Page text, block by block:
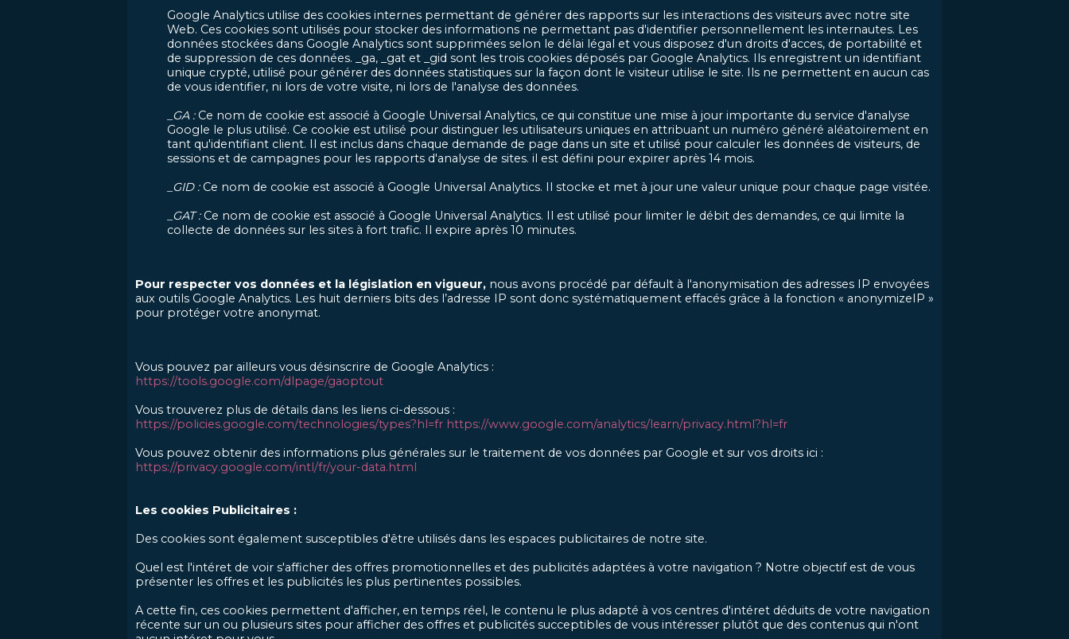
Google Analytics utilise des cookies internes permettant de générer des rapports sur les interactions des visiteurs avec notre site
Web. Ces cookies sont utilisés pour stocker des informations ne permettant pas d'identifier personnellement les internautes. Les
données stockées dans Google Analytics sont supprimées selon le délai légal et vous disposez d'un droits d'acces, de portabilité et
de suppression de ces données. _ga, _gat et _gid sont les trois cookies déposés par Google Analytics. Ils enregistrent un identifiant
unique crypté, utilisé pour générer des données statistiques sur la façon dont le visiteur utilise le site. Ils ne permettent en aucun cas
de vous identifier, ni lors de votre visite, ni lors de l'analyse des données.
_GA :Ce nom de cookie est associé à Google Universal Analytics, ce qui constitue une mise à jour importante du service d'analyse
Google le plus utilisé. Ce cookie est utilisé pour distinguer les utilisateurs uniques en attribuant un numéro généré aléatoirement en
tant qu'identifiant client. Il est inclus dans chaque demande de page dans un site et utilisé pour calculer les données de visiteurs, de
sessions et de campagnes pour les rapports d'analyse de sites. il est défini pour expirer après 14 mois.
_GID : Ce nom de cookie est associé à Google Universal Analytics. Il stocke et met à jour une valeur unique pour chaque page visitée.
_GAT :Ce nom de cookie est associé à Google Universal Analytics. Il est utilisé pour limiter le débit des demandes, ce qui limite la
collecte de données sur les sites à fort trafic. Il expire après 10 minutes.
Pour respecter vos données et la législation en vigueur, nous avons procédé par défault à l'anonymisation des adresses IP envoyées
aux outils Google Analytics. Les huit derniers bits des l’adresse IP sont donc systématiquement effacés grâce à la fonction « anonymizeIP »
pour protéger votre anonymat.
Vous pouvez par ailleurs vous désinscrire de Google Analytics :
https://tools.google.com/dlpage/gaoptout
Vous trouverez plus de détails dans les liens ci-dessous :
https://policies.google.com/technologies/types?hl=fr https://www.google.com/analytics/learn/privacy.html?hl=fr
Vous pouvez obtenir des informations plus générales sur le traitement de vos données par Google et sur vos droits ici :
https://privacy.google.com/intl/fr/your-data.html
Les cookies Publicitaires :
Des cookies sont également susceptibles d'être utilisés dans les espaces publicitaires de notre site.
Quel est l'intéret de voir s'afficher des offres promotionnelles et des publicités adaptées à votre navigation ? Notre objectif est de vous
présenter les offres et les publicités les plus pertinentes possibles.
A cette fin, ces cookies permettent d'afficher, en temps réel, le contenu le plus adapté à vos centres d'intéret déduits de votre navigation
récente sur un ou plusieurs sites pour afficher des offres et publicités succeptibles de vous intéresser plutôt que des contenus qui n'ont